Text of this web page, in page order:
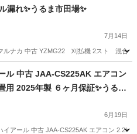
れ✨うるま市田場✨
7月14日
ナカ 中古 YZMG22 刈払機 2スト 混合
ル 中古 JAA-CS225AK エアコン
用 2025年製 ６ヶ月保証✨うるま
6月19日
アール 中古 JAA-CS225AK エアコン